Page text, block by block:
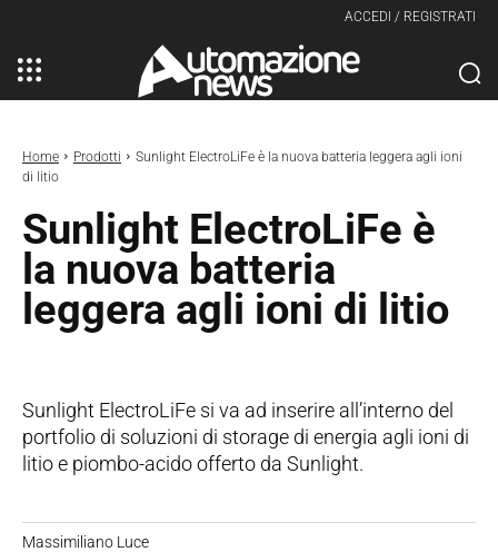
ACCEDI / REGISTRATI
Home Prodotti
Sunlight ElectroLiFe è la nuova batteria leggera agli ioni
di litio
Sunlight ElectroLiFe è
la nuova batteria
leggera agli ioni di litio
Sunlight ElectroLiFe si va ad inserire all’interno del
portfolio di soluzioni di storage di energia agli ioni di
litio e piombo-acido offerto da Sunlight.
Massimiliano Luce